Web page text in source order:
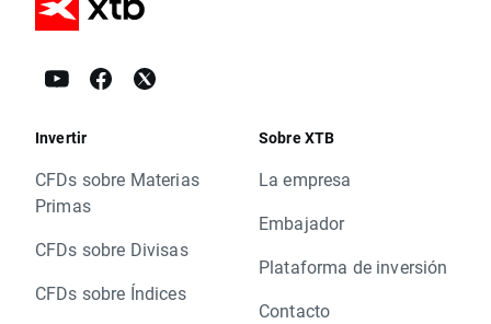
Invertir
CFDs sobre Materias
Primas
CFDs sobre Divisas
CFDs sobre Índices
Sobre XTB
La empresa
Embajador
Plataforma de inversión
Contacto